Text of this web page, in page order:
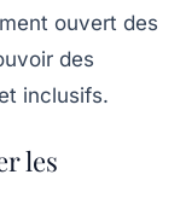
ouvert des
des
inclusifs.
les